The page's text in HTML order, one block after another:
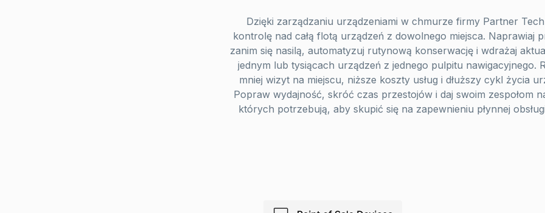
Dzięki zarządzaniu urządzeniami w chmurze firmy Partner
kontrolę nad całą flotą urządzeń z dowolnego miejsca. Naprawiaj
zanim się nasilą, automatyzuj rutynową konserwację i wdrażaj
jednym lub tysiącach urządzeń z jednego pulpitu nawigacyjnego.
mniej wizyt na miejscu, niższe koszty usług i dłuższy cykl życia
Popraw wydajność, skróć czas przestojów i daj swoim zespołom
których potrzebują, aby skupić się na zapewnieniu płynnej